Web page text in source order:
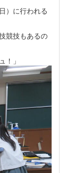
）に行われる
競技もあるの
！」